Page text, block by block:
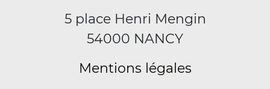
5 place Henri Mengin
54000 NANCY
Mentions légales